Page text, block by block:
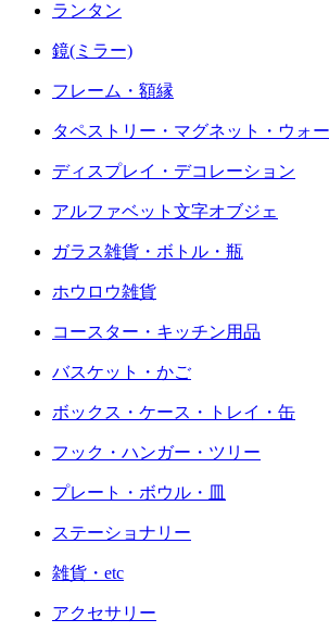
ランタン
鏡(ミラー)
フレーム・額縁
タペストリー・マグネット・ウォ
ディスプレイ・デコレーション
アルファベット文字オブジェ
ガラス雑貨・ボトル・瓶
ホウロウ雑貨
コースター・キッチン用品
バスケット・かご
ボックス・ケース・トレイ・缶
フック・ハンガー・ツリー
プレート・ボウル・皿
ステーショナリー
雑貨・etc
アクセサリー